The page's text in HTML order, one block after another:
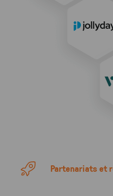
Partenariats et